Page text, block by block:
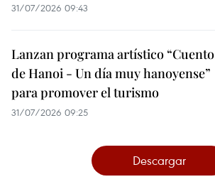
31/07/2026 09:43
Lanzan programa artístico “Cuento
de Hanoi - Un día muy hanoyense”
para promover el turismo
31/07/2026 09:25
Descargar